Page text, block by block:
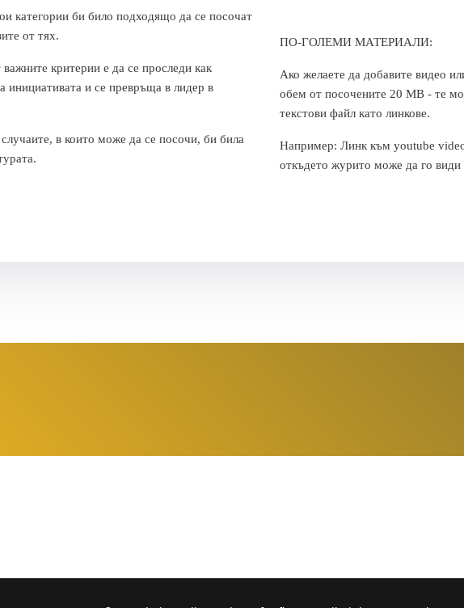
категории би било подходящо да се посочат
от тях.
критерии е да се проследи как
инициативата и се превръща в лидер в
в които може да се посочи, би била
ПО-ГОЛЕМИ МАТЕРИАЛИ:
Ако желаете да добавите видео
обем от посочените 20 MB - те
текстови файл като линкове.
Например: Линк към youtube
откъдето журито може да го види